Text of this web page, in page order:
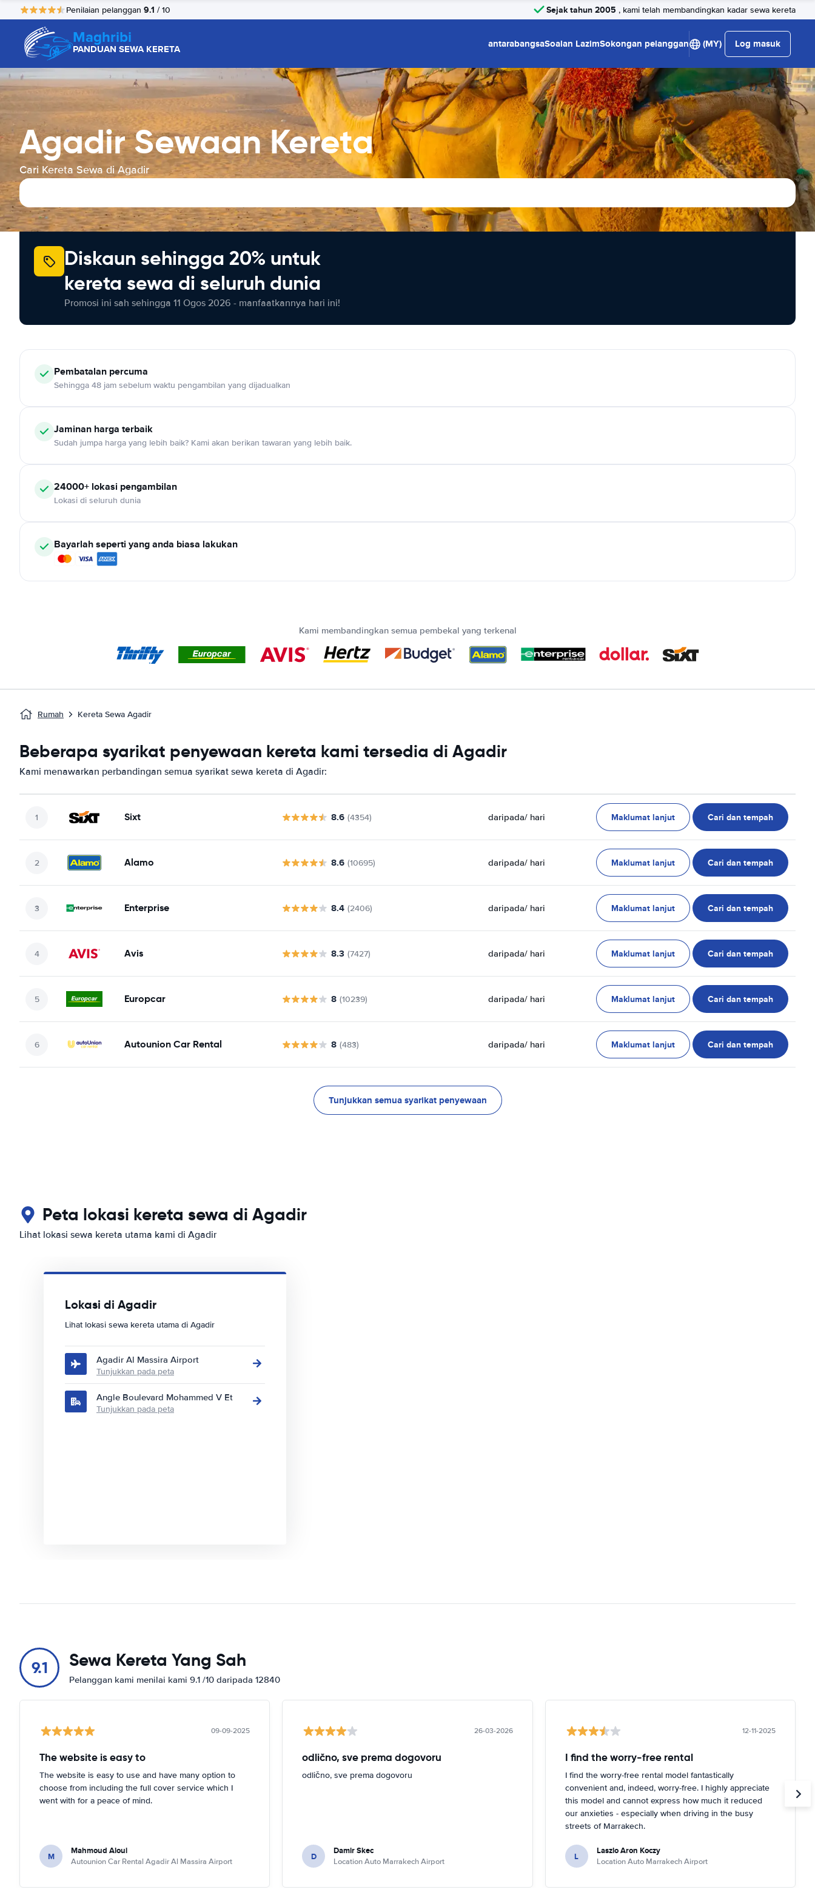
Penilaian pelanggan 9.1 / 10 Sejak tahun 2005 , kami telah membandingkan kadar sewa kereta
Maghribi
PANDUAN SEWA KERETA antarabangsaSoalan LazimSokongan pelanggan (MY) Log masuk
Agadir Sewaan Kereta
Cari Kereta Sewa di Agadir
Diskaun sehingga 20% untuk
kereta sewa di seluruh dunia
Promosi ini sah sehingga 11 Ogos 2026 - manfaatkannya hari ini!
Pembatalan percuma
Sehingga 48 jam sebelum waktu pengambilan yang dijadualkan
Jaminan harga terbaik
Sudah jumpa harga yang lebih baik? Kami akan berikan tawaran yang lebih baik.
24000+ lokasi pengambilan
Lokasi di seluruh dunia
Bayarlah seperti yang anda biasa lakukan
Kami membandingkan semua pembekal yang terkenal
Rumah Kereta Sewa Agadir
Beberapa syarikat penyewaan kereta kami tersedia di Agadir
Kami menawarkan perbandingan semua syarikat sewa kereta di Agadir:
Sixt 8.6 (4354) daripada/ hari Maklumat lanjut Cari dan tempah
Alamo 8.6 (10695) daripada/ hari Maklumat lanjut Cari dan tempah
Enterprise 8.4 (2406) daripada/ hari Maklumat lanjut Cari dan tempah
Avis 8.3 (7427) daripada/ hari Maklumat lanjut Cari dan tempah
Europcar 8 (10239) daripada/ hari Maklumat lanjut Cari dan tempah
Autounion Car Rental 8 (483) daripada/ hari Maklumat lanjut Cari dan tempah
Tunjukkan semua syarikat penyewaan
Peta lokasi kereta sewa di Agadir
Lihat lokasi sewa kereta utama kami di Agadir
Lokasi di Agadir
Lihat lokasi sewa kereta utama di Agadir
Agadir Al Massira Airport
Tunjukkan pada peta
Angle Boulevard Mohammed V Et
Tunjukkan pada peta
9.1 Sewa Kereta Yang Sah
Pelanggan kami menilai kami 9.1 /10 daripada 12840
09-09-2025
The website is easy to
The website is easy to use and have many option to
choose from including the full cover service which I
went with for a peace of mind.
M Mahmoud Aloui
Autounion Car Rental Agadir Al Massira Airport
26-03-2026
odlično, sve prema dogovoru
odlično, sve prema dogovoru
D Damir Skec
Location Auto Marrakech Airport
12-11-2025
I find the worry-free rental
I find the worry-free rental model fantastically
convenient and, indeed, worry-free. I highly appreciate
this model and cannot express how much it reduced
our anxieties - especially when driving in the busy
streets of Marrakech.
L Laszlo Aron Koczy
Location Auto Marrakech Airport